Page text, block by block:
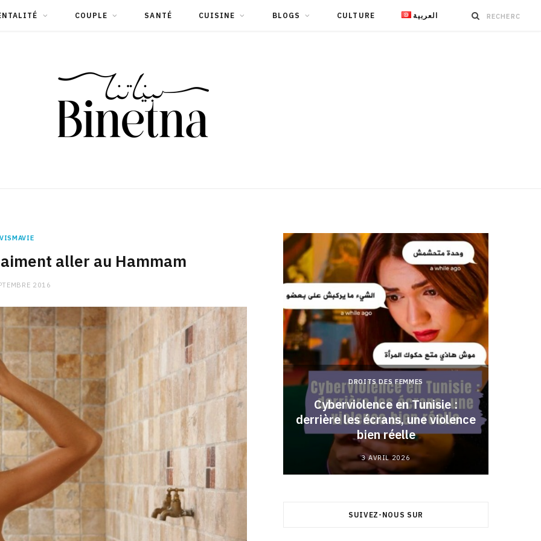
COUPLE SANTÉ CUISINE BLOGS CULTURE العربية
aller au Hammam
2016
CHARGE MENTALE
Stress après le travail :
comment relâcher la pression
9 JANVIER 2026
DROITS DES FEMMES
Cyberviolence en Tunisie :
derrière les écrans, une violence
bien réelle
3 AVRIL 2026
SUIVEZ-NOUS SUR